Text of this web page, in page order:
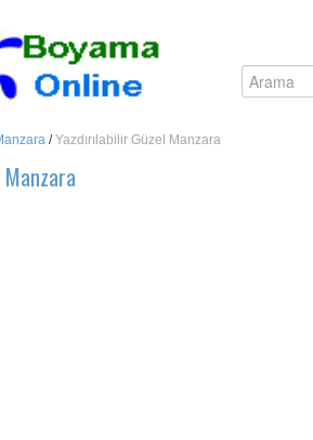
/Yazdırılabilir Güzel Manzara
Manzara